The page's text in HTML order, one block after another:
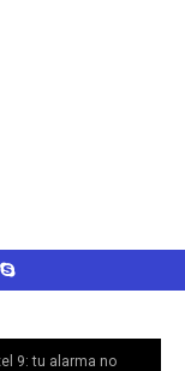
9: tu alarma no